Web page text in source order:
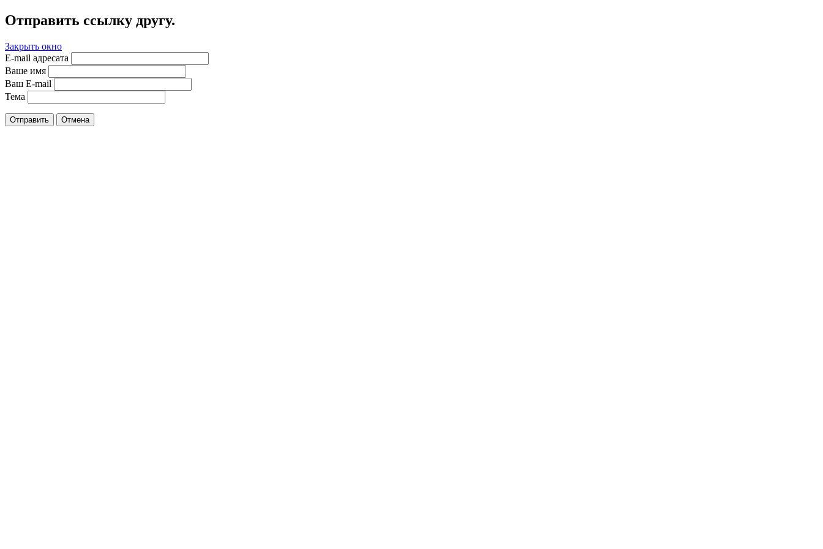
Отправить ссылку другу.
Закрыть окно
E-mail адресата
Ваше имя
Ваш E-mail
Тема
Отправить Отмена